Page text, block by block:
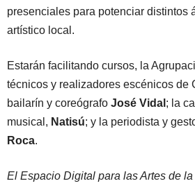
presenciales para potenciar distintos
artístico local.
Estarán facilitando cursos, la
técnicos y realizadores escénicos de
bailarín y coreógrafo José Vidal ; la
musical, Natisú; y la periodista y
Roca.
El Espacio Digital para las Artes de